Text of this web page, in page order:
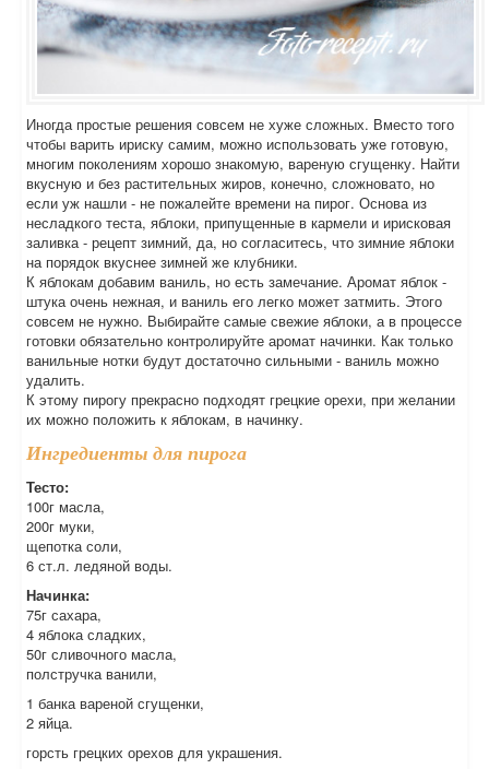
Иногда простые решения совсем не хуже сложных. Вместо того
чтобы варить ириску самим, можно использовать уже готовую,
многим поколениям хорошо знакомую, вареную сгущенку. Найти
вкусную и без растительных жиров, конечно, сложновато, но
если уж нашли - не пожалейте времени на пирог. Основа из
несладкого теста, яблоки, припущенные в кармели и ирисковая
заливка - рецепт зимний, да, но согласитесь, что зимние яблоки
на порядок вкуснее зимней же клубники.
К яблокам добавим ваниль, но есть замечание. Аромат яблок -
штука очень нежная, и ваниль его легко может затмить. Этого
совсем не нужно. Выбирайте самые свежие яблоки, а в процессе
готовки обязательно контролируйте аромат начинки. Как только
ванильные нотки будут достаточно сильными - ваниль можно
удалить.
К этому пирогу прекрасно подходят грецкие орехи, при желании
их можно положить к яблокам, в начинку.
Ингредиенты для пирога
Тесто:
100г масла,
200г муки,
щепотка соли,
6 ст.л. ледяной воды.
Начинка:
75г сахара,
4 яблока сладких,
50г сливочного масла,
полстручка ванили,
1 банка вареной сгущенки,
2 яйца.
горсть грецких орехов для украшения.